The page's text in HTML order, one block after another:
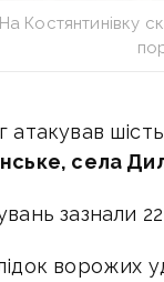
На Костянтинівку
атакував
села
зазнали
ворожих